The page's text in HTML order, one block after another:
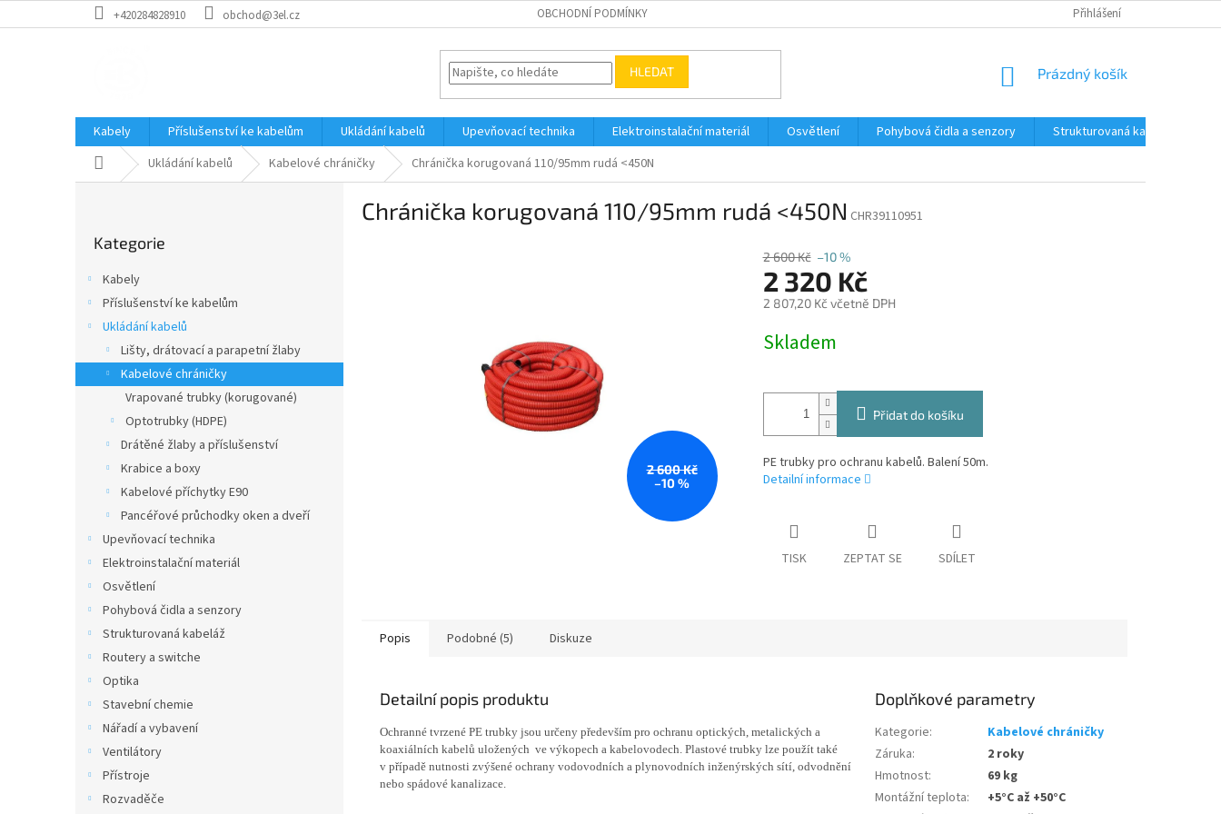
na
+420284828910 obchod@3el.cz OBCHODNÍ PODMÍNKY Přihlášení
HLEDAT
NÁKUPNÍ
Prázdný košík
Kabely Příslušenství ke kabelům Ukládání kabelů Upevňovací technika Elektroinstalační materiál Osvětlení Pohybová čidla a senzory Strukturovaná kabeláž
Domů Ukládání kabelů Kabelové chráničky Chránička korugovaná 110/95mm rudá <450N
a
kategorie
Kategorie
Kabely
Příslušenství ke kabelům
Ukládání kabelů
Lišty, drátovací a parapetní žlaby
Kabelové chráničky
Vrapované trubky (korugované)
Optotrubky (HDPE)
Drátěné žlaby a příslušenství
Krabice a boxy
Kabelové příchytky E90
Pancéřové průchodky oken a dveří
Upevňovací technika
Elektroinstalační materiál
Osvětlení
Pohybová čidla a senzory
Strukturovaná kabeláž
Routery a switche
Optika
Stavební chemie
Nářadí a vybavení
Ventilátory
Přístroje
Rozvaděče
Chránička korugovaná 110/95mm rudá <450N CHR39110951
2 600 Kč
–10 %
2 600 Kč –10 %
2 320 Kč
2 807,20 Kč včetně DPH
cena:
Skladem
Přidat do košíku
PE trubky pro ochranu kabelů. Balení 50m.
Detailní informace
TISK ZEPTAT SE SDÍLET
Popis Podobné (5) Diskuze
Detailní popis produktu
Ochranné tvrzené PE trubky jsou určeny především pro ochranu optických, metalických a
koaxiálních kabelů uložených ve výkopech a kabelovodech. Plastové trubky lze použít také
v případě nutnosti zvýšené ochrany vodovodních a plynovodních inženýrských sítí, odvodnění
nebo spádové kanalizace.
Doplňkové parametry
Kategorie:
Kabelové chráničky
Záruka:
2 roky
Hmotnost:
69 kg
Montážní teplota:
+5°C až +50°C